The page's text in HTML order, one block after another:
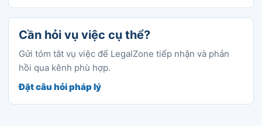
Cần hỏi vụ việc cụ thể?
Gửi tóm tắt vụ việc để LegalZone tiếp nhận và phản
hồi qua kênh phù hợp.
Đặt câu hỏi pháp lý